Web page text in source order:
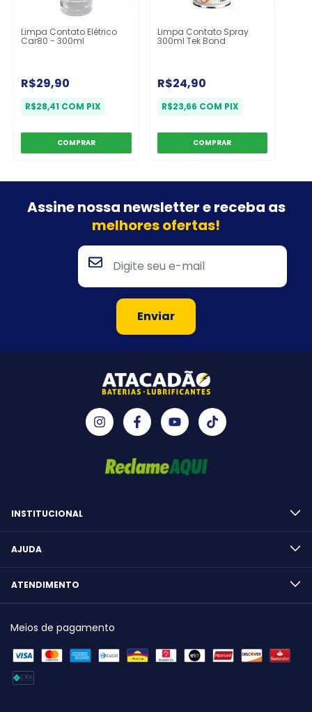
Limpa Contato Elétrico
Car80 - 300ml
R$29,90
R$28,41 COM PIX
Limpa Contato Spray
300ml Tek Bond
R$24,90
R$23,66 COM PIX
Assine nossa newsletter ereceba as
melhores ofertas!
INSTITUCIONAL
AJUDA
ATENDIMENTO
Meios de pagamento